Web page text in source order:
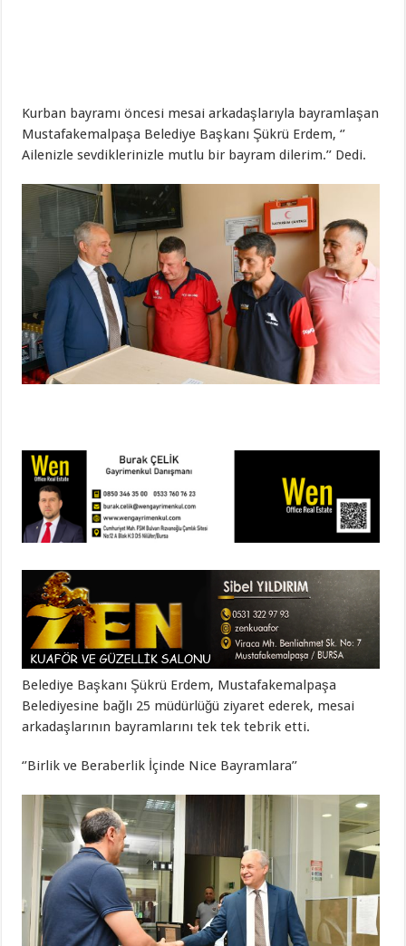
Kurban bayramı öncesi mesai arkadaşlarıyla bayramlaşan
Mustafakemalpaşa Belediye Başkanı Şükrü Erdem, ‘’
Ailenizle sevdiklerinizle mutlu bir bayram dilerim.’’ Dedi.
Belediye Başkanı Şükrü Erdem, Mustafakemalpaşa
Belediyesine bağlı 25 müdürlüğü ziyaret ederek, mesai
arkadaşlarının bayramlarını tek tek tebrik etti.
‘’Birlik ve Beraberlik İçinde Nice Bayramlara’’